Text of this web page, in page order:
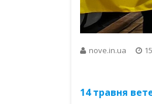
nove.in.ua
14 травня